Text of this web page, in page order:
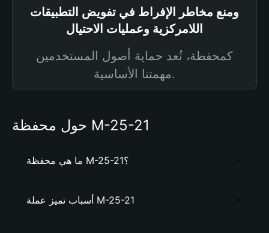
ومنع مخاطر الإفراط في تفويض التطبيقات
اللامركزية وعمليات الاحتيال
كمحفظة، تُعد حماية أصول المستخدمين
مهمتنا الأساسية.
حول محفظة M-25-21
ما هي محفظة M-25-21؟
أسباب تميز عملة M-25-21